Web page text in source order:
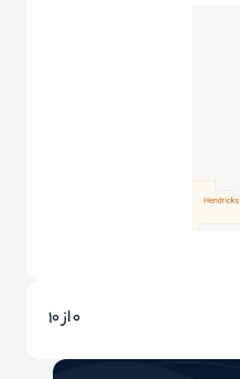
0 از 10